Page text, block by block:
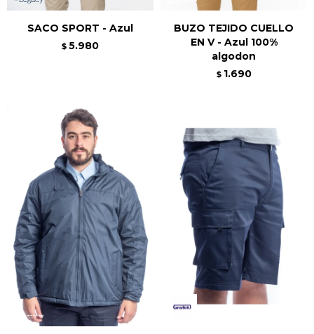
SACO SPORT - Azul
$ 5.980
BUZO TEJIDO CUELLO
EN V - Azul 100%
algodon
$ 1.690